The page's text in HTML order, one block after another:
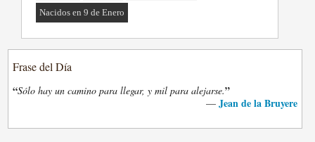
Nacidos en 9 de Enero
Frase del Día
“Sólo hay un camino para llegar, y mil para alejarse.”
— Jean de la Bruyere